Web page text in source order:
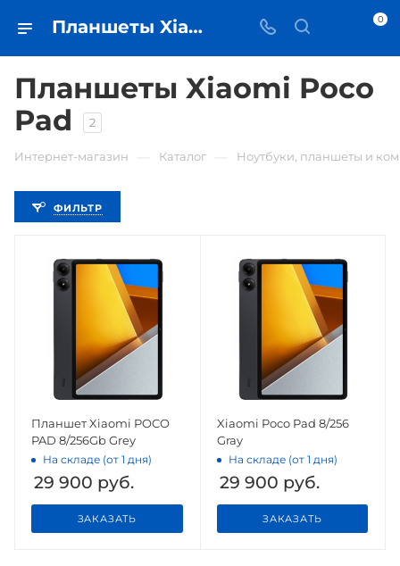
Планшеты Xiaomi Poco Pad - купить планшет в Самаре - iЧехол 0
Планшеты Xiaomi Poco
Pad
2
Интернет-магазин Каталог Ноутбуки, планшеты и
ФИЛЬТР
Планшет Xiaomi POCO
PAD 8/256Gb Grey
На складе (от 1 дня)
29 900 руб.
ЗАКАЗАТЬ
Xiaomi Poco Pad 8/256
Gray
На складе (от 1 дня)
29 900 руб.
ЗАКАЗАТЬ